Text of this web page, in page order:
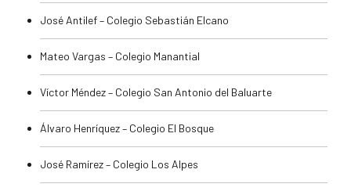
José Antilef – Colegio Sebastián Elcano
Mateo Vargas – Colegio Manantial
Víctor Méndez – Colegio San Antonio del Baluarte
Álvaro Henríquez – Colegio El Bosque
José Ramírez – Colegio Los Alpes